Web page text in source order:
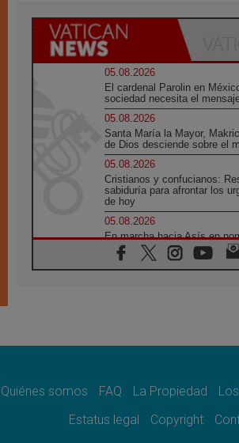
05.08.2026
El cardenal Parolin en
sociedad necesita el
05.08.2026
Santa María la Mayor,
de Dios desciende sobre el
05.08.2026
Cristianos y confucianos:
sabiduría para afrontar los
de hoy
05.08.2026
En marcha hacia Asís en
Francisco, a la espera de
05.08.2026
quienes bendicen la guerra
Ucrania: Ataque masivo en
Quiénes somos FAQ La Propiedad
Estatus legal
Copyright